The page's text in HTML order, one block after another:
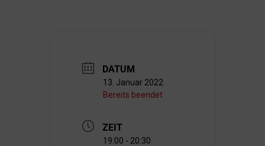
DATUM
13. Januar 2022
Bereits beendet
ZEIT
19:00 - 20:30